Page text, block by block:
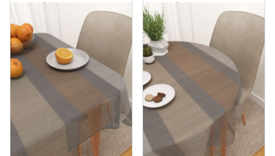
platingrau 40350
platingrau 40351